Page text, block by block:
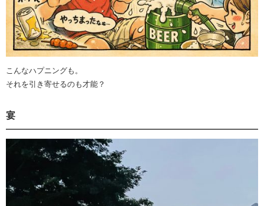
こんなハプニングも。
それを引き寄せるのも才能？
宴